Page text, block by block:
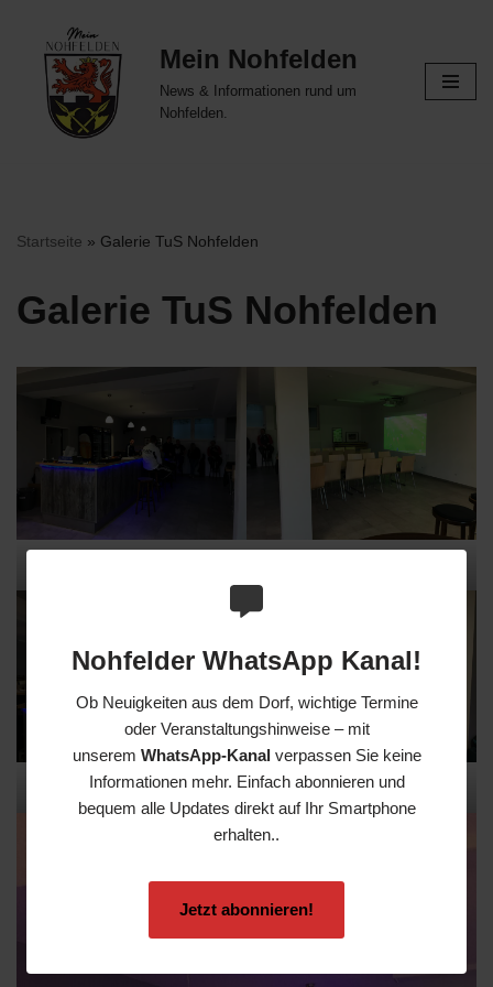
Nohfelder WhatsApp Kanal!
Ob Neuigkeiten aus dem Dorf, wichtige Termine
oder Veranstaltungshinweise – mit
unserem WhatsApp-Kanalverpassen Sie keine
Informationen mehr. Einfach abonnieren und
bequem alle Updates direkt auf Ihr Smartphone
erhalten..
Jetzt abonnieren!
Zum
Inhalt
springen
Mein Nohfelden
News & Informationen rund um
Nohfelden.
Startseite » Galerie TuS Nohfelden
Galerie TuS Nohfelden
Sportheim Stehbereich Sportheim Eingang